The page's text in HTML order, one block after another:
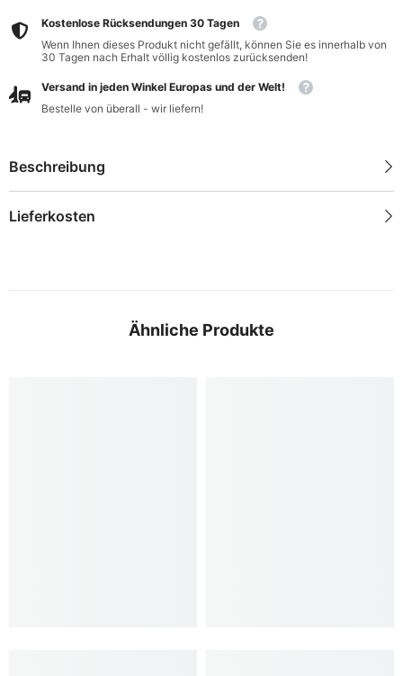
Kostenlose Rücksendungen 30 Tagen
Wenn Ihnen dieses Produkt nicht gefällt, können Sie es innerhalb von
30 Tagen nach Erhalt völlig kostenlos zurücksenden!
Versand in jeden Winkel Europas und der Welt!
Bestelle von überall - wir liefern!
Beschreibung
Lieferkosten
Ähnliche Produkte